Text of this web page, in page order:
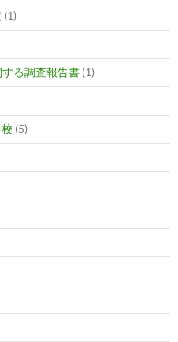
(1)
る調査報告書 (1)
(5)